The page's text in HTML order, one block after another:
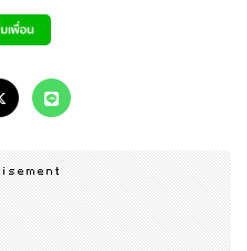
อร์วันวาเลนไทน์บนชายหาด
มารถชำระเพิ่มเพียง 2,000
กรุณาสำรองที่นั่งล่วงหน้า)
ยกเลิกได้อย่างน้อย 24 ชั่วโ
ลเพิ่มเติมและสำรองห้องพัก
หรือ www.layanaresor